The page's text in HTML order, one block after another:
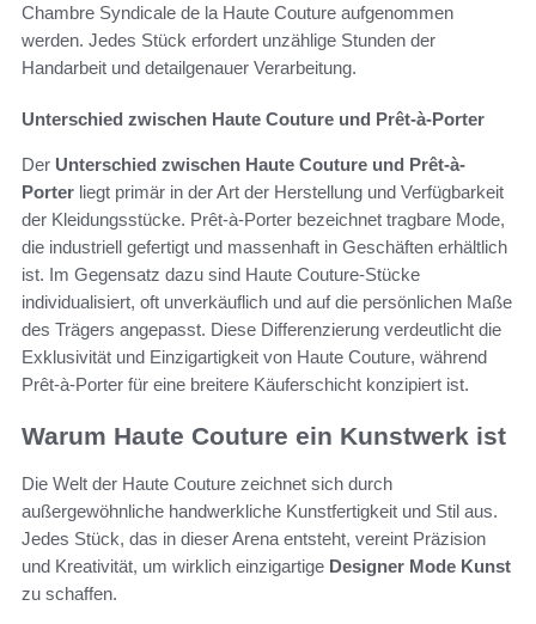
Chambre Syndicale de la Haute Couture aufgenommen
werden. Jedes Stück erfordert unzählige Stunden der
Handarbeit und detailgenauer Verarbeitung.
Unterschied zwischen Haute Couture und Prêt-à-Porter
Der Unterschied zwischen Haute Couture und Prêt-à-
Porter liegt primär in der Art der Herstellung und Verfügbarkeit
der Kleidungsstücke. Prêt-à-Porter bezeichnet tragbare Mode,
die industriell gefertigt und massenhaft in Geschäften erhältlich
ist. Im Gegensatz dazu sind Haute Couture-Stücke
individualisiert, oft unverkäuflich und auf die persönlichen Maße
des Trägers angepasst. Diese Differenzierung verdeutlicht die
Exklusivität und Einzigartigkeit von Haute Couture, während
Prêt-à-Porter für eine breitere Käuferschicht konzipiert ist.
Warum Haute Couture ein Kunstwerk ist
Die Welt der Haute Couture zeichnet sich durch
außergewöhnliche handwerkliche Kunstfertigkeit und Stil aus.
Jedes Stück, das in dieser Arena entsteht, vereint Präzision
und Kreativität, um wirklich einzigartige Designer Mode Kunst
zu schaffen.